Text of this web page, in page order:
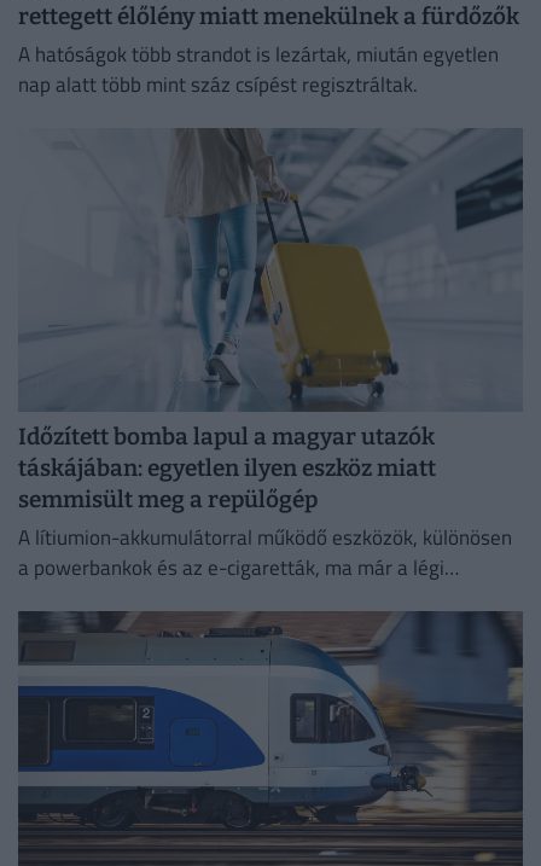
rettegett élőlény miatt menekülnek a fürdőzők
A hatóságok több strandot is lezártak, miután egyetlen
nap alatt több mint száz csípést regisztráltak.
Időzített bomba lapul a magyar utazók
táskájában: egyetlen ilyen eszköz miatt
semmisült meg a repülőgép
A lítiumion-akkumulátorral működő eszközök, különösen
a powerbankok és az e-cigaretták, ma már a légi
jelentik.